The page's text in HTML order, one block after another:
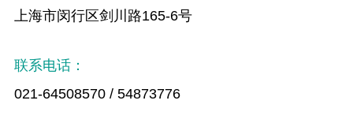
上海市闵行区剑川路165-6号
联系电话：
021-64508570 / 54873776